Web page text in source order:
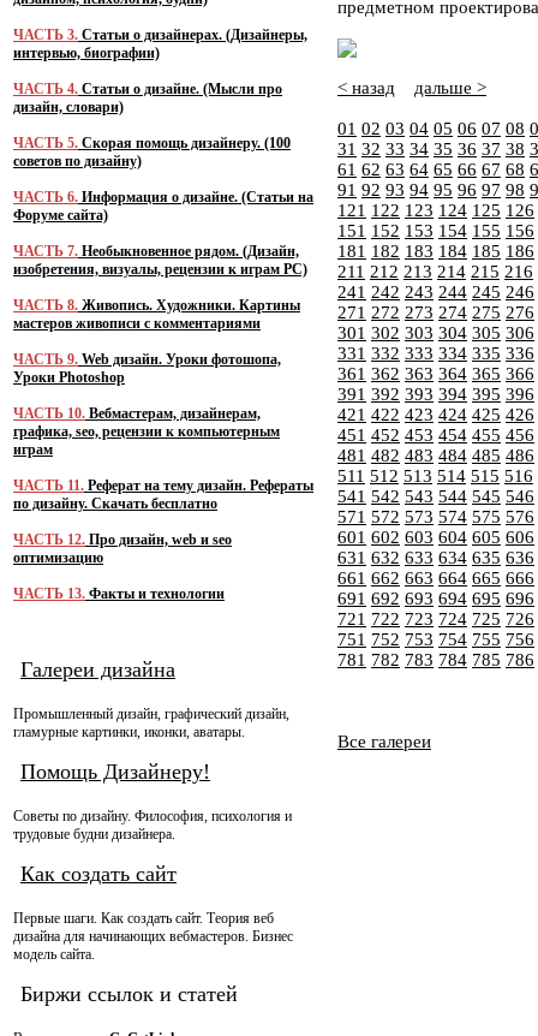
ЧАСТЬ 3. Статьи о дизайнерах. (Дизайнеры,
интервью, биографии)
ЧАСТЬ 4. Статьи о дизайне. (Мысли про
дизайн, словари)
ЧАСТЬ 5. Скорая помощь дизайнеру. (100
советов по дизайну)
ЧАСТЬ 6. Информация о дизайне. (Статьи на
Форуме сайта)
ЧАСТЬ 7. Необыкновенное рядом. (Дизайн,
изобретения, визуалы, рецензии к играм PC)
ЧАСТЬ 8. Живопись. Художники. Картины
мастеров живописи с комментариями
ЧАСТЬ 9. Web дизайн. Уроки фотошопа,
Уроки Photoshop
ЧАСТЬ 10. Вебмастерам, дизайнерам,
графика, seo, рецензии к компьютерным
играм
ЧАСТЬ 11. Реферат на тему дизайн. Рефераты
по дизайну. Скачать бесплатно
ЧАСТЬ 12. Про дизайн, web и seo
оптимизацию
ЧАСТЬ 13. Факты и технологии
Галереи дизайна
Промышленный дизайн, графический дизайн,
гламурные картинки, иконки, аватары.
Помощь Дизайнеру!
Советы по дизайну. Философия, психология и
трудовые будни дизайнера.
Как создать сайт
Первые шаги. Как создать сайт. Теория веб
дизайна для начинающих вебмастеров. Бизнес
модель сайта.
Биржи ссылок и статей
предметном
< назад дальше >
01 02 03 04 05 06 07 08
31 32 33 34 35 36 37 38
61 62 63 64 65 66 67 68
91 92 93 94 95 96 97 98
121 122 123 124 125 126
151 152 153 154 155 156
181 182 183 184 185 186
211 212 213 214 215 216
241 242 243 244 245 246
271 272 273 274 275 276
301 302 303 304 305 306
331 332 333 334 335 336
361 362 363 364 365 366
391 392 393 394 395 396
421 422 423 424 425 426
451 452 453 454 455 456
481 482 483 484 485 486
511 512 513 514 515 516
541 542 543 544 545 546
571 572 573 574 575 576
601 602 603 604 605 606
631 632 633 634 635 636
661 662 663 664 665 666
691 692 693 694 695 696
721 722 723 724 725 726
751 752 753 754 755 756
781 782 783 784 785 786
Все галереи